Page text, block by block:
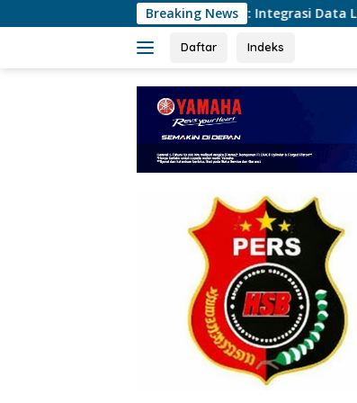
ke
Breaking News
Kemnaker: Integrasi Data Lintas Instansi
Daftar Indeks